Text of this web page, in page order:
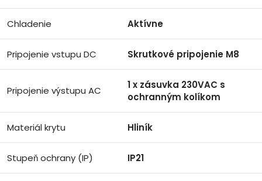
Chladenie Aktívne
Pripojenie vstupu DC Skrutkové pripojenie M8
Pripojenie výstupu AC
1 x zásuvka 230VAC s
ochranným kolíkom
Materiál krytu Hliník
Stupeň ochrany (IP) IP21